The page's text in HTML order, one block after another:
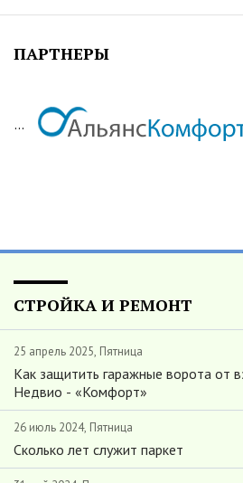
ПАРТНЕРЫ
...
СТРОЙКА И РЕМОНТ
25 апрель 2025, Пятница
Как защитить гаражные ворота от
Недвио - «Комфорт»
26 июль 2024, Пятница
Сколько лет служит паркет